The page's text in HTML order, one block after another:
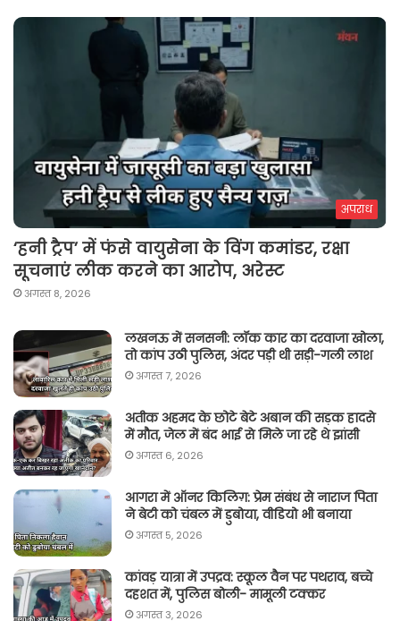
अपराध
‘हनी ट्रैप’ में फंसे वायुसेना के विंग कमांडर, रक्षा
सूचनाएं लीक करने का आरोप, अरेस्ट
अगस्त 8, 2026
लखनऊ में सनसनी: लॉक कार का दरवाजा खोला,
तो कांप उठी पुलिस, अंदर पड़ी थी सड़ी-गली लाश
अगस्त 7, 2026
अतीक अहमद के छोटे बेटे अबान की सड़क हादसे
में मौत, जेल में बंद भाई से मिले जा रहे थे झांसी
अगस्त 6, 2026
आगरा में ऑनर किलिग़: प्रेम संबंध से नाराज पिता
ने बेटी को चंबल में डुबोया, वीडियो भी बनाया
अगस्त 5, 2026
कांवड़ यात्रा में उपद्रव: स्कूल वैन पर पथराव, बच्चे
दहशत में, पुलिस बोली- मामूली टक्कर
अगस्त 3, 2026